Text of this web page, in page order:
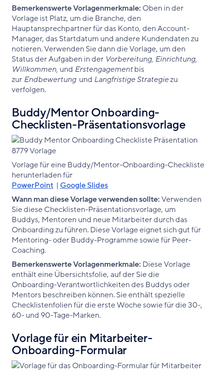
Bemerkenswerte Vorlagenmerkmale: Oben in der
Vorlage ist Platz, um die Branche, den
Hauptansprechpartner für das Konto, den Account-
Manager, das Startdatum und andere Kundendaten zu
notieren. Verwenden Sie dann die Vorlage, um den
Status der Aufgaben in der Vorbereitung, Einrichtung,
Willkommen, und Erstengagementbis
zurEndbewertung und Langfristige Strategiezu
verfolgen.
Buddy/Mentor Onboarding-
Checklisten-Präsentationsvorlage
Vorlage für eine Buddy/Mentor-Onboarding-Checkliste
herunterladen für
PowerPoint | Google Slides
Wann man diese Vorlage verwenden sollte:Verwenden
Sie diese Checklisten-Präsentationsvorlage, um
Buddys, Mentoren und neue Mitarbeiter durch das
Onboarding zu führen. Diese Vorlage eignet sich gut für
Mentoring- oder Buddy-Programme sowie für Peer-
Coaching.
Bemerkenswerte Vorlagenmerkmale: Diese Vorlage
enthält eine Übersichtsfolie, auf der Sie die
Onboarding-Verantwortlichkeiten des Buddys oder
Mentors beschreiben können. Sie enthält spezielle
Checklistenfolien für die erste Woche sowie für die 30-,
60- und 90-Tage-Marken.
Vorlage für ein Mitarbeiter-
Onboarding-Formular